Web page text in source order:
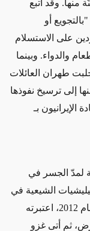
وقد اتبع
أو
على الاستسلام
والدواء. وبينما
طهران العائلات
إلى ترسيخ نفوذها
الإيرانيون بـ
لمدّ الجسر في
الشيعية في
سوريا. فعندما دخل «حزب الله» الحرب في عام 2012، اعتبرته
ثم أتى غزو